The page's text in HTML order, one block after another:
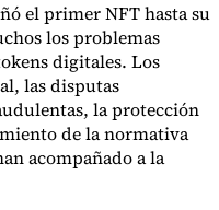
el primer NFT hasta su
los problemas
digitales. Los
las disputas
la protección
de la normativa
acompañado a la